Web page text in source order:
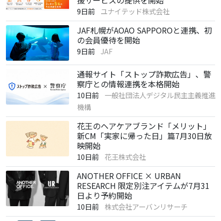
9日前 ユナイテッド株式会社
JAF札幌がAOAO SAPPOROと連携、初
の会員優待を開始
9日前 JAF
通報サイト「ストップ詐欺広告」、警
察庁との情報連携を本格開始
10日前
一般社団法人デジタル民主主義推進
機構
花王のヘアケアブランド「メリット」
新CM「実家に帰った日」篇7月30日放
映開始
10日前 花王株式会社
ANOTHER OFFICE × URBAN
RESEARCH 限定別注アイテムが7月31
日より予約開始
10日前 株式会社アーバンリサーチ